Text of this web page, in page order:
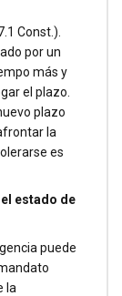
Const.).
por un
más y
el plazo.
plazo
la
es
estado de
puede
la